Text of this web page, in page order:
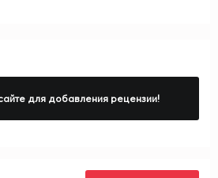
для добавления рецензии!